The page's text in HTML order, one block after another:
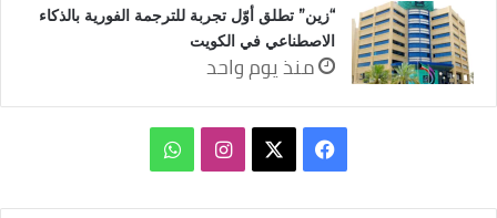
“زين” تطلق أوّل تجربة للترجمة الفورية بالذكاء
الاصطناعي في الكويت
منذ يوم واحد
فيسبوك انستقرامواتساب